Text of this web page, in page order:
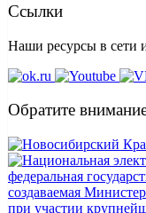
Ссылки
Наши ресурсы в сети
Обратите